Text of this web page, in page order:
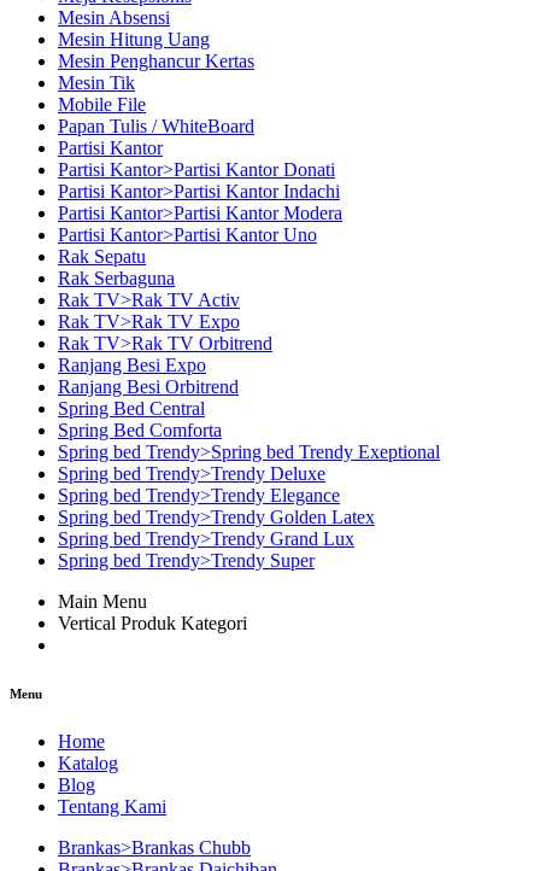
Mesin Absensi
Mesin Hitung Uang
Mesin Penghancur Kertas
Mesin Tik
Mobile File
Papan Tulis / WhiteBoard
Partisi Kantor
Partisi Kantor>Partisi Kantor Donati
Partisi Kantor>Partisi Kantor Indachi
Partisi Kantor>Partisi Kantor Modera
Partisi Kantor>Partisi Kantor Uno
Rak Sepatu
Rak Serbaguna
Rak TV>Rak TV Activ
Rak TV>Rak TV Expo
Rak TV>Rak TV Orbitrend
Ranjang Besi Expo
Ranjang Besi Orbitrend
Spring Bed Central
Spring Bed Comforta
Spring bed Trendy>Spring bed Trendy Exeptional
Spring bed Trendy>Trendy Deluxe
Spring bed Trendy>Trendy Elegance
Spring bed Trendy>Trendy Golden Latex
Spring bed Trendy>Trendy Grand Lux
Spring bed Trendy>Trendy Super
Main Menu
Vertical Produk Kategori
Menu
Home
Katalog
Blog
Tentang Kami
Brankas>Brankas Chubb